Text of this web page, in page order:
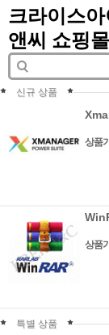
크라이스아
앤씨 쇼핑몰
신규 상품
상품
상품
특별 상품